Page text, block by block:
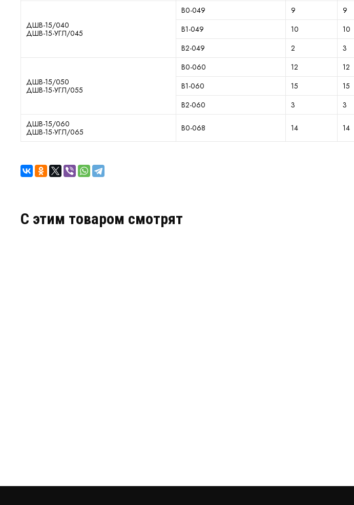
ДШВ-15/040
ДШВ-15-УГЛ/045
В0-049 9 9
В1-049 10 10
В2-049
2 3
ДШВ-15/050
ДШВ-15-УГЛ/055
В0-060 12 12
В1-060 15 15
В2-060
3 3
ДШВ-15/060
ДШВ-15-УГЛ/065
В0-068 14 14
C этим товаром смотрят